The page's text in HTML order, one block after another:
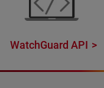
WatchGuard API